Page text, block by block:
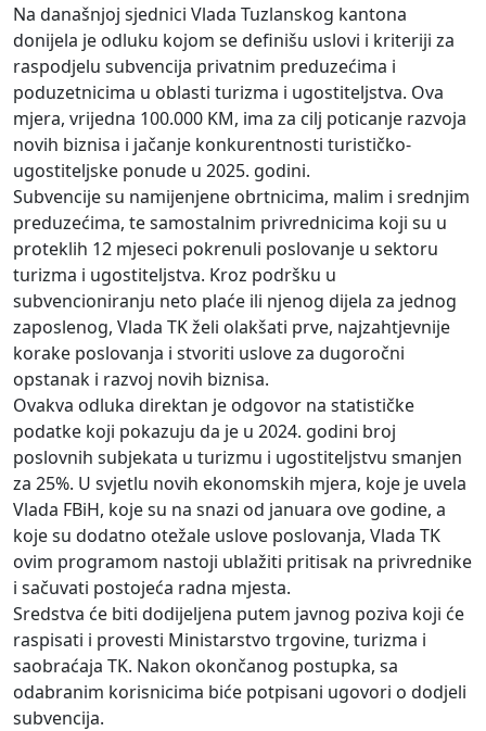
Na današnjoj sjednici Vlada Tuzlanskog kantona
donijela je odluku kojom se definišu uslovi i kriteriji za
raspodjelu subvencija privatnim preduzećima i
poduzetnicima u oblasti turizma i ugostiteljstva. Ova
mjera, vrijedna 100.000 KM, ima za cilj poticanje razvoja
novih biznisa i jačanje konkurentnosti turističko-
ugostiteljske ponude u 2025. godini.
Subvencije su namijenjene obrtnicima, malim i srednjim
preduzećima, te samostalnim privrednicima koji su u
proteklih 12 mjeseci pokrenuli poslovanje u sektoru
turizma i ugostiteljstva. Kroz podršku u
subvencioniranju neto plaće ili njenog dijela za jednog
zaposlenog, Vlada TK želi olakšati prve, najzahtjevnije
korake poslovanja i stvoriti uslove za dugoročni
opstanak i razvoj novih biznisa.
Ovakva odluka direktan je odgovor na statističke
podatke koji pokazuju da je u 2024. godini broj
poslovnih subjekata u turizmu i ugostiteljstvu smanjen
za 25%. U svjetlu novih ekonomskih mjera, koje je uvela
Vlada FBiH, koje su na snazi od januara ove godine, a
koje su dodatno otežale uslove poslovanja, Vlada TK
ovim programom nastoji ublažiti pritisak na privrednike
i sačuvati postojeća radna mjesta.
Sredstva će biti dodijeljena putem javnog poziva koji će
raspisati i provesti Ministarstvo trgovine, turizma i
saobraćaja TK. Nakon okončanog postupka, sa
odabranim korisnicima biće potpisani ugovori o dodjeli
subvencija.